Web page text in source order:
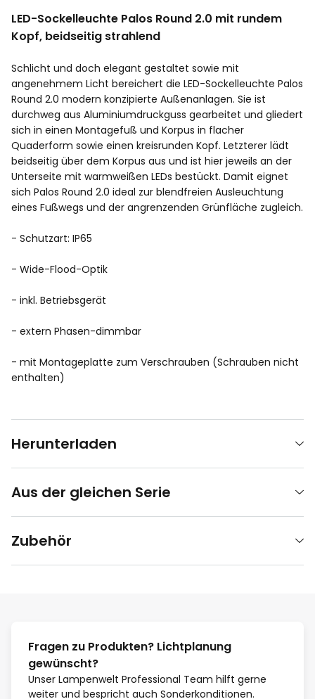
LED-Sockelleuchte Palos Round 2.0 mit rundem
Kopf, beidseitig strahlend
Schlicht und doch elegant gestaltet sowie mit
angenehmem Licht bereichert die LED-Sockelleuchte Palos
Round 2.0 modern konzipierte Außenanlagen. Sie ist
durchweg aus Aluminiumdruckguss gearbeitet und gliedert
sich in einen Montagefuß und Korpus in flacher
Quaderform sowie einen kreisrunden Kopf. Letzterer lädt
beidseitig über dem Korpus aus und ist hier jeweils an der
Unterseite mit warmweißen LEDs bestückt. Damit eignet
sich Palos Round 2.0 ideal zur blendfreien Ausleuchtung
eines Fußwegs und der angrenzenden Grünfläche zugleich.
- Schutzart: IP65
- Wide-Flood-Optik
- inkl. Betriebsgerät
- extern Phasen-dimmbar
- mit Montageplatte zum Verschrauben (Schrauben nicht
enthalten)
Herunterladen
Aus der gleichen Serie
Zubehör
Fragen zu Produkten? Lichtplanung
gewünscht?
Unser Lampenwelt Professional Team hilft gerne
weiter und bespricht auch Sonderkonditionen.